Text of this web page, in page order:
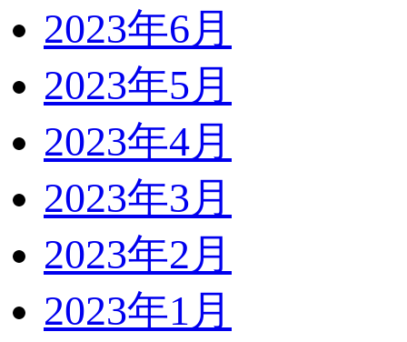
2023年6月
2023年5月
2023年4月
2023年3月
2023年2月
2023年1月